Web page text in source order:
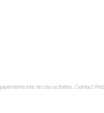
lors de ces activités. Contact